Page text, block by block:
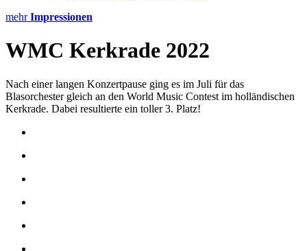
mehrImpressionen
WMC Kerkrade 2022
Nach einer langen Konzertpause ging es im Juli für das
Blasorchester gleich an den World Music Contest im holländischen
Kerkrade. Dabei resultierte ein toller 3. Platz!